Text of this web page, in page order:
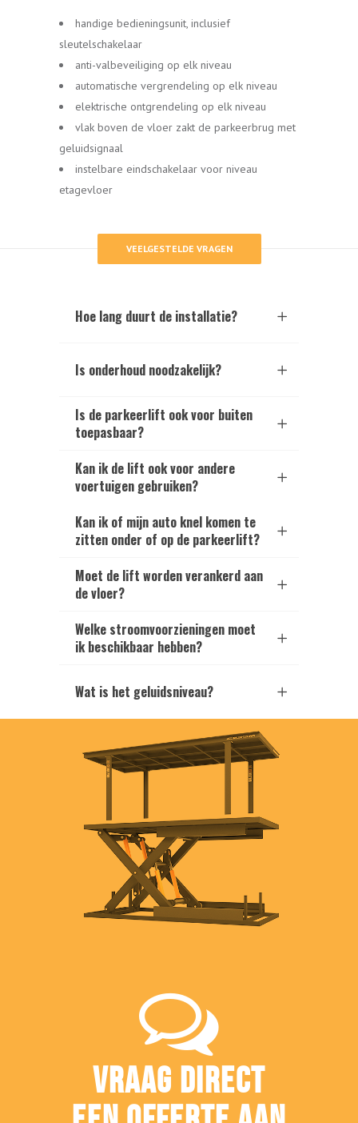
handige bedieningsunit, inclusief
sleutelschakelaar
anti-valbeveiliging op elk niveau
automatische vergrendeling op elk niveau
elektrische ontgrendeling op elk niveau
vlak boven de vloer zakt de parkeerbrug met
geluidsignaal
instelbare eindschakelaar voor niveau
etagevloer
VEELGESTELDE VRAGEN
Hoe lang duurt de installatie?
Is onderhoud noodzakelijk?
Is de parkeerlift ook voor buiten
toepasbaar?
Kan ik de lift ook voor andere
voertuigen gebruiken?
Kan ik of mijn auto knel komen te
zitten onder of op de parkeerlift?
Moet de lift worden verankerd aan
de vloer?
Welke stroomvoorzieningen moet
ik beschikbaar hebben?
Wat is het geluidsniveau?
VRAAG DIRECT